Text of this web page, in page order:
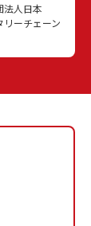
法人日本
リーチェーン